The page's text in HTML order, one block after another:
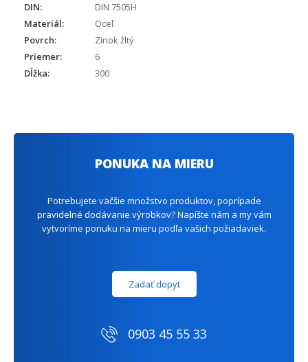
DIN:
DIN 7505H
Materiál:
Oceľ
Povrch:
Zinok žltý
Priemer:
6
Dĺžka:
300
PONUKA NA MIERU
Potrebujete väčšie množstvo produktov, poprípade
pravidelné dodávanie výrobkov? Napíšte nám a my vám
vytvoríme ponuku na mieru podľa vašich požiadaviek.
Zadať dopyt
0903 45 55 33